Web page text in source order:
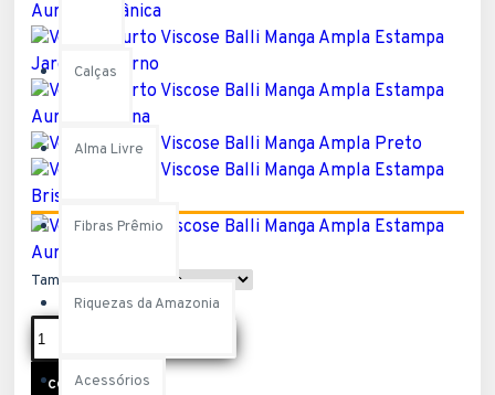
Calças
Alma Livre
Fibras Prêmio
Riquezas da Amazonia
Acessórios
Tamanho
COMPRAR